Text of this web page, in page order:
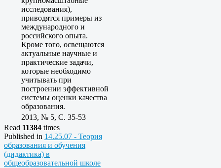
исследования),
приводятся примеры из
международного и
российского опыта.
Кроме того, освещаются
актуальные научные и
практические задачи,
которые необходимо
учитывать при
построении эффективной
системы оценки качества
образования.
2013, № 5, C. 35-53
Read 11384 times
Published in 14.25.07 - Теория
образования и обучения
(дидактика) в
общеобразовательной школе